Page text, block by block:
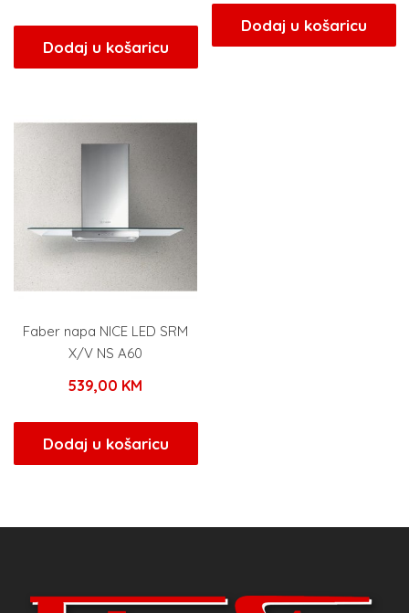
Dodaj u košaricu
Dodaj u košaricu
Faber napa NICE LED SRM
X/V NS A60
539,00 KM
Dodaj u košaricu